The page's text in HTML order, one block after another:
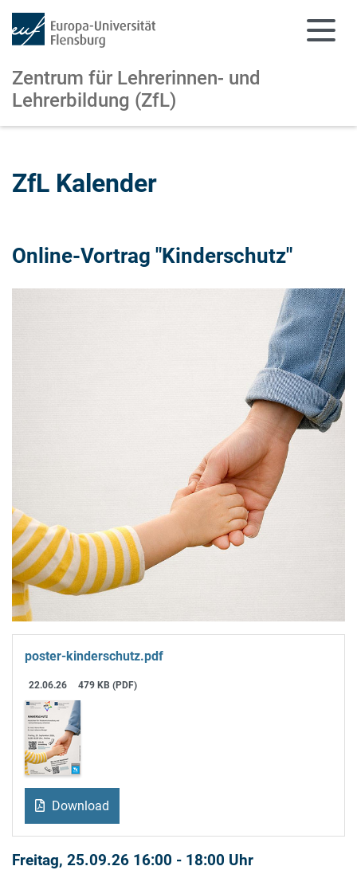
Zentrum für Lehrerinnen- und
Lehrerbildung (ZfL)
ZfL Kalender
Online-Vortrag "Kinderschutz"
poster-kinderschutz.pdf
22.06.26 479 KB (PDF)
Download
Freitag, 25.09.26 16:00 - 18:00 Uhr